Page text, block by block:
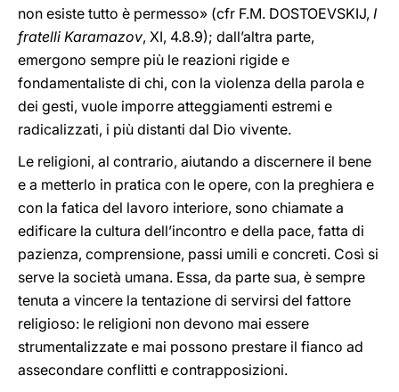
non esiste tutto è permesso» (cfr F.M. DOSTOEVSKIJ, I
fratelli Karamazov, XI, 4.8.9); dall’altra parte,
emergono sempre più le reazioni rigide e
fondamentaliste di chi, con la violenza della parola e
dei gesti, vuole imporre atteggiamenti estremi e
radicalizzati, i più distanti dal Dio vivente.
Le religioni, al contrario, aiutando a discernere il bene
e a metterlo in pratica con le opere, con la preghiera e
con la fatica del lavoro interiore, sono chiamate a
edificare la cultura dell’incontro e della pace, fatta di
pazienza, comprensione, passi umili e concreti. Così si
serve la società umana. Essa, da parte sua, è sempre
tenuta a vincere la tentazione di servirsi del fattore
religioso: le religioni non devono mai essere
strumentalizzate e mai possono prestare il fianco ad
assecondare conflitti e contrapposizioni.